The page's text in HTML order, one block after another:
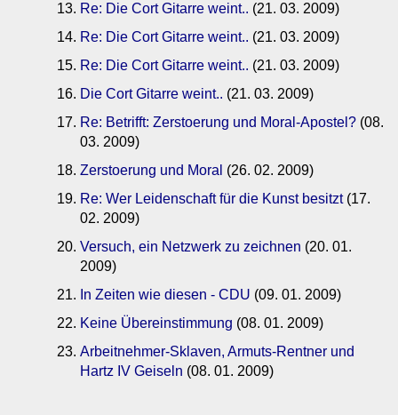
Re: Die Cort Gitarre weint.. (21. 03. 2009)
Re: Die Cort Gitarre weint.. (21. 03. 2009)
Re: Die Cort Gitarre weint.. (21. 03. 2009)
Die Cort Gitarre weint.. (21. 03. 2009)
Re: Betrifft: Zerstoerung und Moral-Apostel? (08.
03. 2009)
Zerstoerung und Moral (26. 02. 2009)
Re: Wer Leidenschaft für die Kunst besitzt(17.
02. 2009)
Versuch, ein Netzwerk zu zeichnen (20. 01.
2009)
In Zeiten wie diesen - CDU (09. 01. 2009)
Keine Übereinstimmung (08. 01. 2009)
Arbeitnehmer-Sklaven, Armuts-Rentner und
Hartz IV Geiseln (08. 01. 2009)